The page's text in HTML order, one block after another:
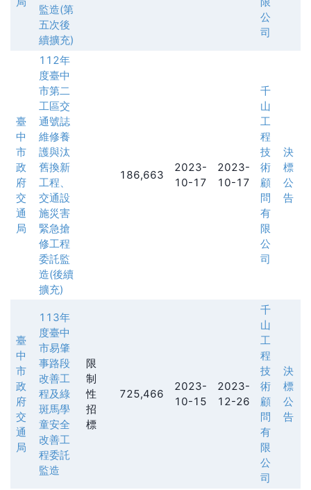
監造(第
五次後
續擴充)
公
司
臺
中
市
政
府
交
通
局
112年
度臺中
市第二
工區交
通號誌
維修養
護與汰
舊換新
工程、
交通設
施災害
緊急搶
修工程
委託監
造(後續
擴充)
186,663
2023-
10-17
2023-
10-17
千
山
工
程
技
術
顧
問
有
限
公
司
決
標
公
告
臺
中
市
政
府
交
通
局
113年
度臺中
市易肇
事路段
改善工
程及綠
斑馬學
童安全
改善工
程委託
監造
限
制
性
招
標
725,466
2023-
10-15
2023-
12-26
千
山
工
程
技
術
顧
問
有
限
公
司
決
標
公
告